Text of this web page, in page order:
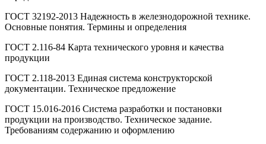
ГОСТ 32192-2013 Надежность в железнодорожной технике.
Основные понятия. Термины и определения
ГОСТ 2.116-84 Карта технического уровня и качества
продукции
ГОСТ 2.118-2013 Единая система конструкторской
документации. Техническое предложение
ГОСТ 15.016-2016 Система разработки и постановки
продукции на производство. Техническое задание.
Требованиям содержанию и оформлению